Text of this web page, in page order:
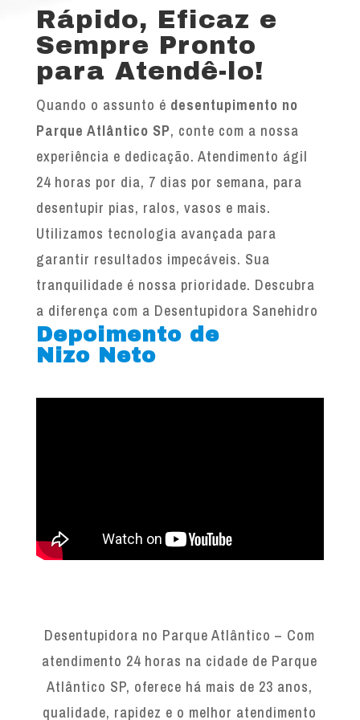
Rápido, Eficaz e
Sempre Pronto
para Atendê-lo!
Quando o assunto é desentupimento no
Parque Atlântico SP, conte com a nossa
experiência e dedicação. Atendimento ágil
24 horas por dia, 7 dias por semana, para
desentupir pias, ralos, vasos e mais.
Utilizamos tecnologia avançada para
garantir resultados impecáveis. Sua
tranquilidade é nossa prioridade. Descubra
a diferença com a Desentupidora Sanehidro
Depoimento de
Nizo Neto
Desentupidora no Parque Atlântico – Com
atendimento 24 horas na cidade de Parque
Atlântico SP, oferece há mais de 23 anos,
qualidade, rapidez e o melhor atendimento